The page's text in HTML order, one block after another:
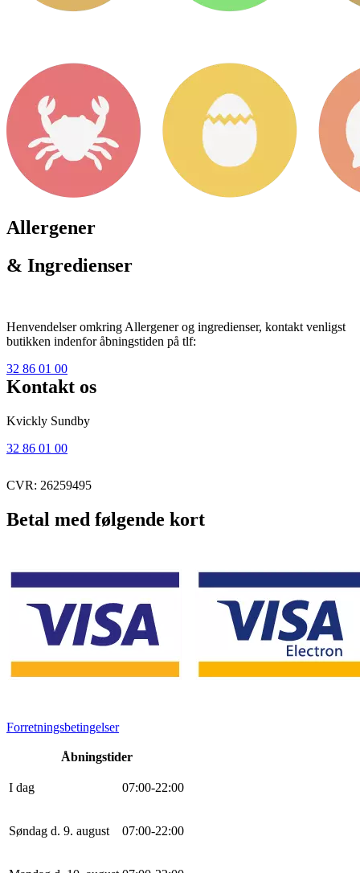
Allergener
& Ingredienser
Henvendelser omkring Allergener og ingredienser, kontakt venligst
butikken indenfor åbningstiden på tlf:
32 86 01 00
Kontakt os
Kvickly Sundby
32 86 01 00
CVR: 26259495
Betal med følgende kort
Forretningsbetingelser
Åbningstider
I dag 07:00-22:00
Søndag d. 9. august 07:00-22:00